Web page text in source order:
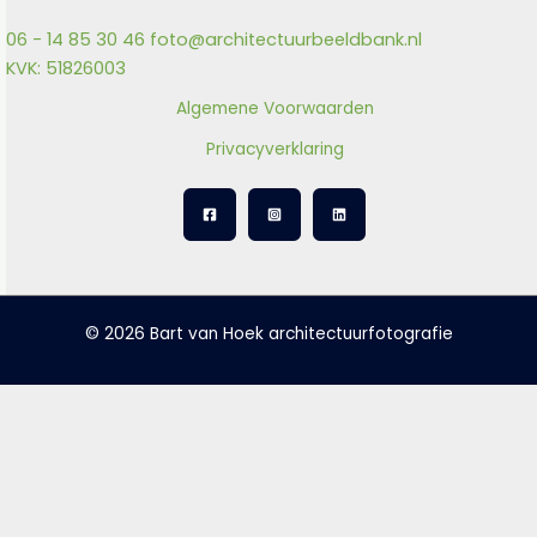
06 - 14 85 30 46 foto@architectuurbeeldbank.nl
KVK: 51826003
Algemene Voorwaarden
Privacyverklaring
© 2026 Bart van Hoek architectuurfotografie